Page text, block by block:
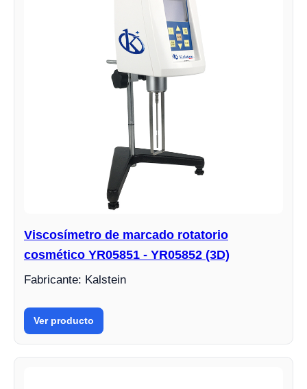
Viscosímetro de marcado rotatorio
cosmético YR05851 - YR05852 (3D)
Fabricante: Kalstein
Ver producto